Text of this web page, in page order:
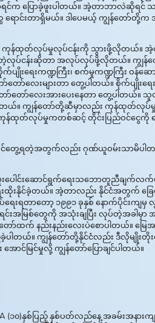
ပြောခဲ့ဖူးပါတယ်။ အဲ့တာဘာလဲဆိုရင်
ေ ရောင်းတာရှိမယ်။ ဒါပေမယ့် ကျွန်တော်
မှ ကုန်ထုတ်လုပ်မှုလုပ်ငန်းကို သွားဖို့လိုတယ်။ အဲ့
တဲ့လုပ်ငန်းဆိုတာ အလုပ်လုပ်ဖို့လိုတယ်။ ကျွန်
းရေးကဏ္ဍကြီး၊ စက်မှုကဏ္ဍကြီး ဝန်ဆေ
လေးများတာ တွေ့ပါတယ်။ စိုက်ပျိုးရေး
ာ်လေးအားပေးနေတာ တွေ့ပါတယ်။ သူ
တယ်။ ကျွန်တော်တို့ဆီမှာလည်း ကုန်ထုတ်လု
လုပ်မှုကတစ်ဆင့် တိုင်းပြည်ဝင်ငွေကို ရအေ
မြင်တွေ့ရတဲ့အတွက်လည်း ဂုဏ်ယူဝမ်းသာမိပါ
ပူးပေါင်းဆောင်ရွက်ရေးသဘောတူညီချက်
နိုင်ခဲ့တယ်။ အဲ့တာလည်း နိုင်ငံအတွက် ခြေလှ
တာတော့ ၁၉၉၁ ခုနှစ် နောက်ပိုင်းကျမှ လွ
ရင်းအမြစ်တွေကို အသုံးချပြီး လုပ်တဲ့အခါ
ာ်ထက် နည်းနည်းလေးပဲစောပါတယ်။ မြေ
ါတယ်။ ကျွန်တော်တို့နိုင်ငံလည်း ဒီလိုမျိုးတို
မြင်မှုလို့ ကျွန်တော်ပြောချင်ပါတယ်။
(၁၀)နှစ်ပြည့် နှစ်ပတ်လည်နေ့ အခမ်းအနားက